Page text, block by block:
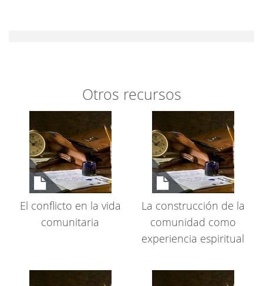
Otros recursos
El conflicto en la vida
comunitaria
La construcción de la
comunidad como
experiencia espiritual